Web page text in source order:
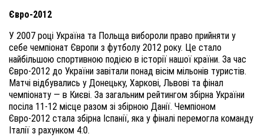
Євро-2012
У 2007 році Україна та Польща вибороли право прийняти у
себе чемпіонат Європи з футболу 2012 року. Це стало
найбільшою спортивною подією в історії нашої країни. За час
Євро-2012 до України завітали понад вісім мільонів туристів.
Матчі відбувались у Донецьку, Харкові, Львові та фінал
чемпіонату — в Києві. За загальним рейтингом збірна України
посіла 11-12 місце разом зі збірною Данії. Чемпіоном
Євро-2012 стала збірна Іспанії, яка у фіналі перемогла команду
Італії з рахунком 4:0.